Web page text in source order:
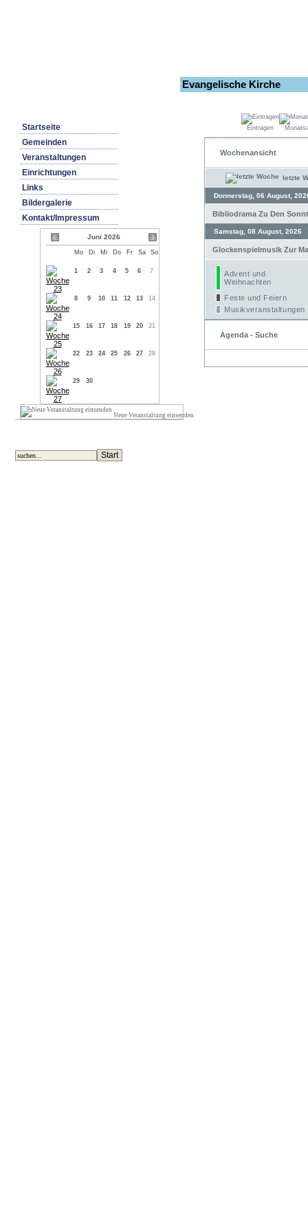
Evangelische Kirche
Startseite
Gemeinden
Veranstaltungen
Einrichtungen
Links
Bildergalerie
Kontakt/Impressum
Juni 2026
Mo Di Mi Do Fr Sa So
1 2 3 4 5 6 7
8 9 10 11 12 13 14
15 16 17 18 19 20 21
22 23 24 25 26 27 28
29 30
Neue Veranstaltung einsenden
Eintragen
Wochenansicht
letzte
Donnerstag, 06 August,
Bibliodrama Zu Den
Samstag, 08 August, 2026
Glockenspielmusik Zur
Advent und
Weihnachten
Feste und Feiern
Musikveranstaltungen
Agenda - Suche